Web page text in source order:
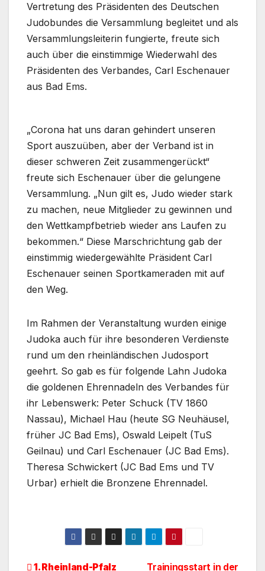
Vertretung des Präsidenten des Deutschen
Judobundes die Versammlung begleitet und als
Versammlungsleiterin fungierte, freute sich
auch über die einstimmige Wiederwahl des
Präsidenten des Verbandes, Carl Eschenauer
aus Bad Ems.
i
e
T
e
i
l
n
e
h
m
e
d
e
r
M
i
t
g
l
i
e
d
r
„Corona hat uns daran gehindert unseren
Sport auszuüben, aber der Verband ist in
dieser schweren Zeit zusammengerückt“
freute sich Eschenauer über die gelungene
Versammlung. „Nun gilt es, Judo wieder stark
zu machen, neue Mitglieder zu gewinnen und
den Wettkampfbetrieb wieder ans Laufen zu
bekommen.“ Diese Marschrichtung gab der
einstimmig wiedergewählte Präsident Carl
Eschenauer seinen Sportkameraden mit auf
den Weg.
Im Rahmen der Veranstaltung wurden einige
Judoka auch für ihre besonderen Verdienste
rund um den rheinländischen Judosport
geehrt. So gab es für folgende Lahn Judoka
die goldenen Ehrennadeln des Verbandes für
ihr Lebenswerk: Peter Schuck (TV 1860
Nassau), Michael Hau (heute SG Neuhäusel,
früher JC Bad Ems), Oswald Leipelt (TuS
Geilnau) und Carl Eschenauer (JC Bad Ems).
Theresa Schwickert (JC Bad Ems und TV
Urbar) erhielt die Bronzene Ehrennadel.
n d
Trainingsstart in der
1. Rheinland-Pfalz